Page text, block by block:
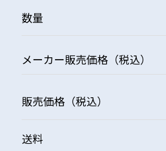
数量
メーカー販売価格（税込）
販売価格（税込）
送料